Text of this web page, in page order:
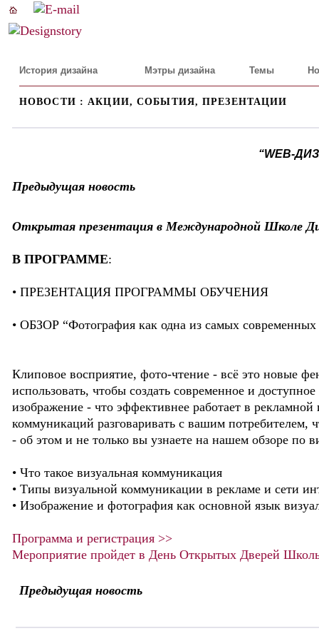
История дизайна Мэтры дизайна Темы
НОВОСТИ : АКЦИИ, СОБЫТИЯ, ПРЕЗЕНТАЦИИ
“WEB-
Предыдущая новость
Открытая презентация в Международной Школе
В ПРОГРАММЕ:
• ПРЕЗЕНТАЦИЯ ПРОГРАММЫ ОБУЧЕНИЯ
• ОБЗОР “Фотография как одна из самых
Клиповое восприятие, фото-чтение - всё это новые
использовать, чтобы создать современное и
изображение - что эффективнее работает в
коммуникаций разговаривать с вашим потребителем,
- об этом и не только вы узнаете на нашем обзоре по
• Что такое визуальная коммуникация
• Типы визуальной коммуникации в рекламе и сети
• Изображение и фотография как основной язык
Программа и регистрация >>
Мероприятие пройдет в День Открытых Дверей
Предыдущая новость